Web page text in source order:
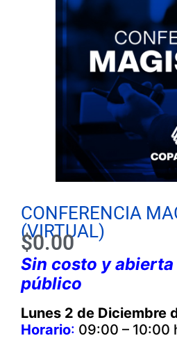
CONFERENCIA
(VIRTUAL)
$0.00
Sin costo y
público
Lunes 2 de Diciembre
Horario: 09:00 – 10:00